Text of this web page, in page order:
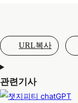
URL복사
관련기사